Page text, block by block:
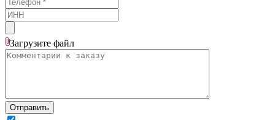
Загрузите файл
Отправить